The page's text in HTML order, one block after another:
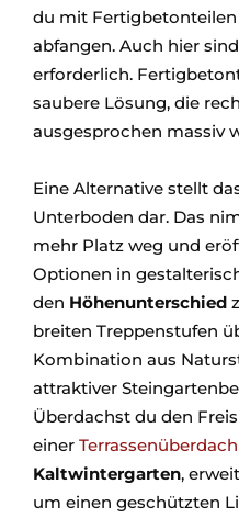
du mit
abfangen. Auch hier sind
erforderlich.
saubere Lösung, die
ausgesprochen massiv
Eine Alternative stellt
Unterboden dar. Das
mehr Platz weg und
Optionen in
den Höhenunterschied
breiten Treppenstufen
Kombination aus
attraktiver
Überdachst du den
einer
Kaltwintergarten,
um einen geschützten